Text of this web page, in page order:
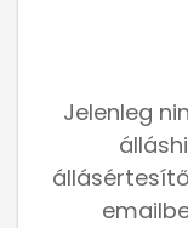
Jelenleg